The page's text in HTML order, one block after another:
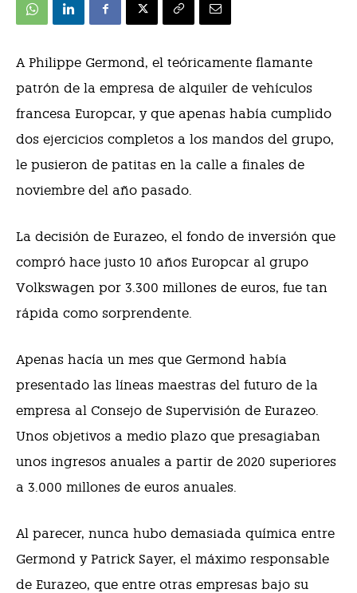
A Philippe Germond, el teóricamente flamante
patrón de la empresa de alquiler de vehículos
francesa Europcar, y que apenas había cumplido
dos ejercicios completos a los mandos del grupo,
le pusieron de patitas en la calle a finales de
noviembre del año pasado.
La decisión de Eurazeo, el fondo de inversión que
compró hace justo 10 años Europcar al grupo
Volkswagen por 3.300 millones de euros, fue tan
rápida como sorprendente.
Apenas hacía un mes que Germond había
presentado las líneas maestras del futuro de la
empresa al Consejo de Supervisión de Eurazeo.
Unos objetivos a medio plazo que presagiaban
unos ingresos anuales a partir de 2020 superiores
a 3.000 millones de euros anuales.
Al parecer, nunca hubo demasiada química entre
Germond y Patrick Sayer, el máximo responsable
de Eurazeo, que entre otras empresas bajo su